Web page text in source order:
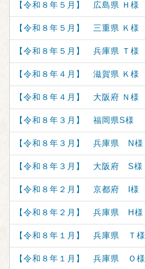
【令和８年５月】 広島県 Ｈ様
【令和８年５月】 三重県 Ｋ様
【令和８年５月】 兵庫県 Ｔ様
【令和８年４月】 滋賀県 Ｋ様
【令和８年４月】 大阪府 Ｎ様
【令和８年３月】 福岡県S様
【令和８年３月】 兵庫県 N様
【令和８年３月】 大阪府 S様
【令和８年２月】 京都府 I様
【令和８年２月】 兵庫県 H様
【令和８年１月】 兵庫県 Ｔ様
【令和８年１月】 兵庫県 Ｏ様